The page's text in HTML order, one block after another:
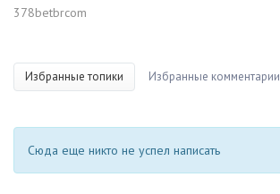
378betbrcom
Избранные топики Избранные комментарии
Сюда еще никто не успел написать